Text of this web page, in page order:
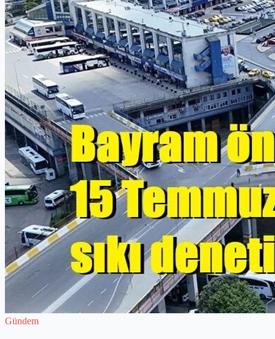
Gündem